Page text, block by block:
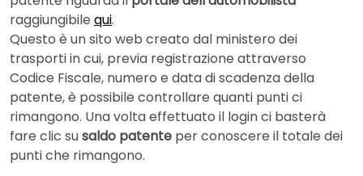
raggiungibile qui.
Questo è un sito web creato dal ministero dei
trasporti in cui, previa registrazione attraverso
Codice Fiscale, numero e data di scadenza della
patente, è possibile controllare quanti punti ci
rimangono. Una volta effettuato il login ci basterà
fare clic susaldo patente per conoscere il totale dei
punti che rimangono.